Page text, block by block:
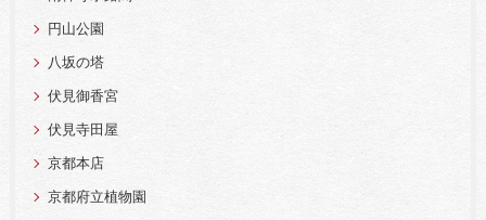
円山公園
八坂の塔
伏見御香宮
伏見寺田屋
京都本店
京都府立植物園